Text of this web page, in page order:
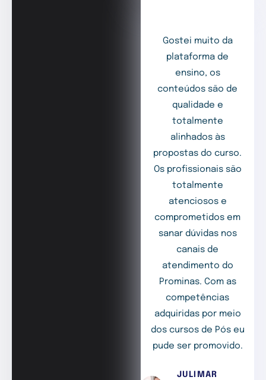
Gostei muito da
plataforma de
ensino, os
conteúdos são de
qualidade e
totalmente
alinhados às
propostas do curso.
Os profissionais são
totalmente
atenciosos e
comprometidos em
sanar dúvidas nos
canais de
atendimento do
Prominas. Com as
competências
adquiridas por meio
dos cursos de Pós eu
pude ser promovido.
JULIMAR